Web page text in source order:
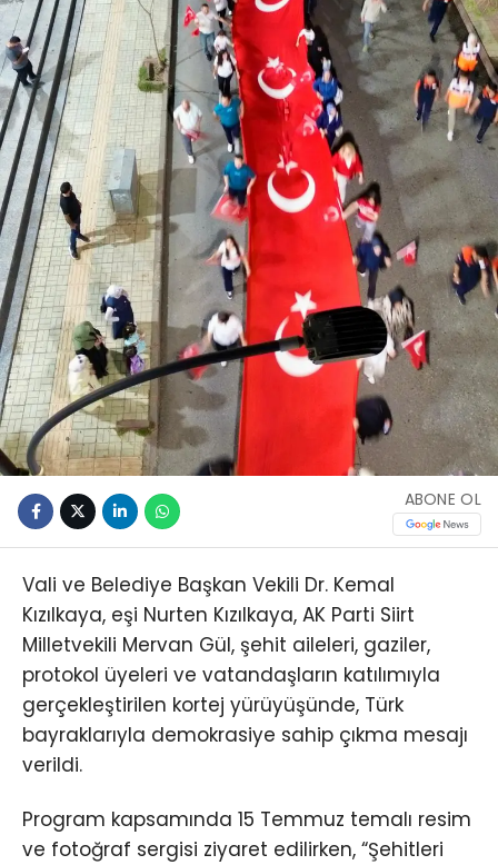
ABONE OL
Vali ve Belediye Başkan Vekili Dr. Kemal
Kızılkaya, eşi Nurten Kızılkaya, AK Parti Siirt
Milletvekili Mervan Gül, şehit aileleri, gaziler,
protokol üyeleri ve vatandaşların katılımıyla
gerçekleştirilen kortej yürüyüşünde, Türk
bayraklarıyla demokrasiye sahip çıkma mesajı
verildi.
Program kapsamında 15 Temmuz temalı resim
ve fotoğraf sergisi ziyaret edilirken, “Şehitleri